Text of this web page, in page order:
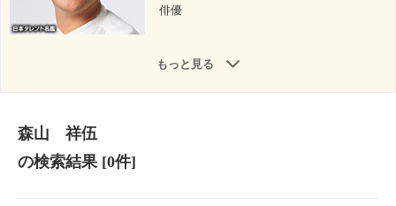
俳優
もっと見る
森山 祥伍
の検索結果[0件]